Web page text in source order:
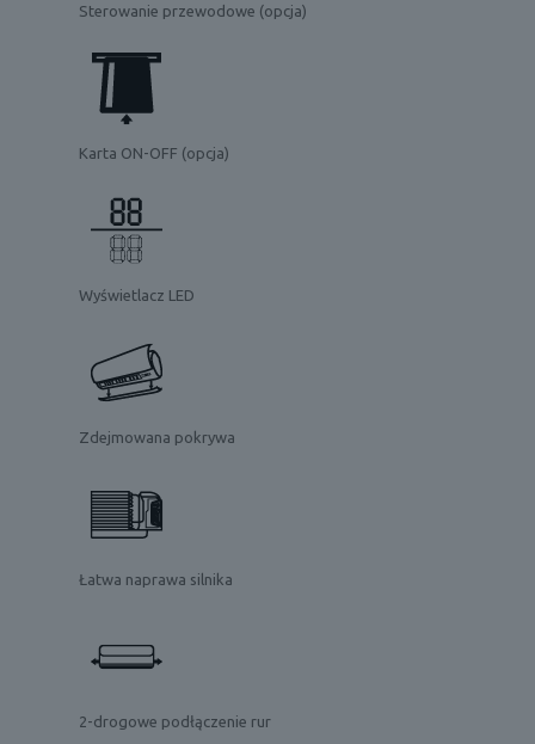
Sterowanie przewodowe (opcja)
Karta ON-OFF (opcja)
Wyświetlacz LED
Zdejmowana pokrywa
Łatwa naprawa silnika
2-drogowe podłączenie rur